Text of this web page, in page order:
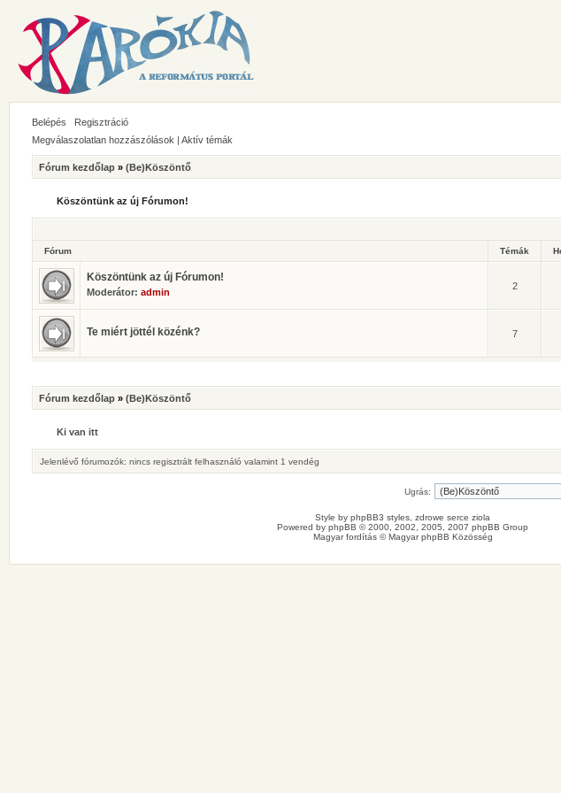
Belépés Regisztráció
Megválaszolatlan hozzászólások | Aktív témák
Fórum kezdőlap » (Be)Köszöntő
Köszöntünk az új Fórumon!
Fórum Témák
Köszöntünk az új Fórumon!
Moderátor: admin
2
Te miért jöttél közénk? 7
Fórum kezdőlap » (Be)Köszöntő
Ki van itt
Jelenlévő fórumozók: nincs regisztrált felhasználó valamint 1 vendég
Ugrás:
Style by phpBB3 styles , zdrowe serce ziola
Powered by phpBB © 2000, 2002, 2005, 2007 phpBB Group
Magyar fordítás ©Magyar phpBB Közösség